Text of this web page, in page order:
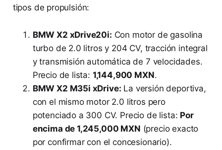
tipos de propulsión:
BMW X2 xDrive20i: Con motor de gasolina
turbo de 2.0 litros y 204 CV, tracción integral
y transmisión automática de 7 velocidades.
Precio de lista: 1,144,900 MXN.
BMW X2 M35i xDrive: La versión deportiva,
con el mismo motor 2.0 litros pero
potenciado a 300 CV. Precio de lista: Por
encima de 1,245,000 MXN (precio exacto
por confirmar con el concesionario).